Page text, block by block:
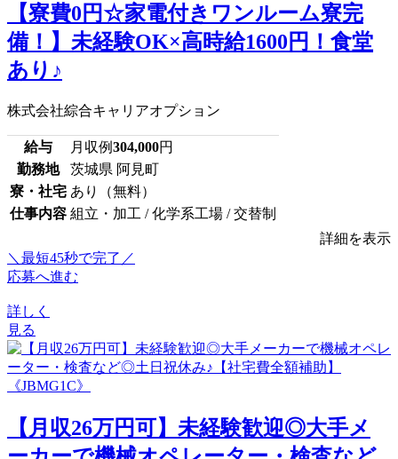
【寮費0円☆家電付きワンルーム寮完
備！】未経験OK×高時給1600円！食堂
あり♪
株式会社綜合キャリアオプション
給与 月収例304,000円
勤務地
茨城県 阿見町
寮・社宅 あり（無料）
仕事内容 組立・加工 / 化学系工場 / 交替制
詳細を表示
＼最短45秒で完了／
応募へ進む
詳しく
見る
【月収26万円可】未経験歓迎◎大手メ